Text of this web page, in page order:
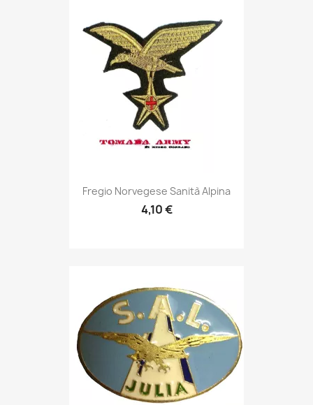
Anteprima
Fregio Norvegese Sanità Alpina
4,10 €